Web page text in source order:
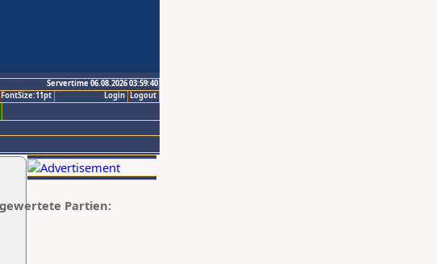
Servertime 06.08.2026 03:59:40
Logout
Login
FontSize:11pt
gewertete Partien: